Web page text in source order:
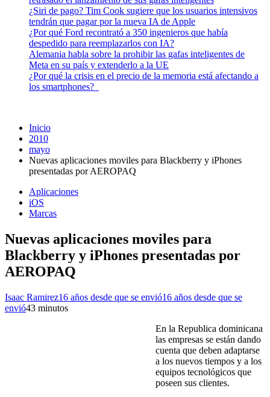
¿Siri de pago? Tim Cook sugiere que los usuarios intensivos
tendrán que pagar por la nueva IA de Apple
¿Por qué Ford recontrató a 350 ingenieros que había
despedido para reemplazarlos con IA?
Alemania habla sobre la prohibir las gafas inteligentes de
Meta en su país y extenderlo a la UE
¿Por qué la crisis en el precio de la memoria está afectando a
los smartphones?
Inicio
2010
mayo
Nuevas aplicaciones moviles para Blackberry y iPhones
presentadas por AEROPAQ
Aplicaciones
iOS
Marcas
Nuevas aplicaciones moviles para
Blackberry y iPhones presentadas por
AEROPAQ
Isaac Ramirez16 años desde que se envió16 años desde que se
envió43 minutos
En la Republica dominicana
las empresas se están dando
cuenta que deben adaptarse
a los nuevos tiempos y a los
equipos tecnológicos que
poseen sus clientes.